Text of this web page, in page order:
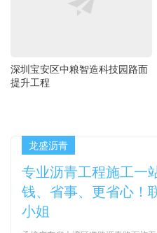
深圳宝安区中粮智造科技园路面
提升工程
龙盛沥青
专业沥青工程施工一
钱、省事、更省心！
小姐